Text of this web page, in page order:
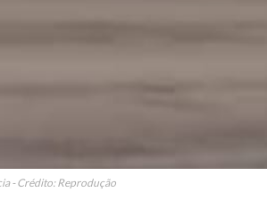
- Crédito: Reprodução